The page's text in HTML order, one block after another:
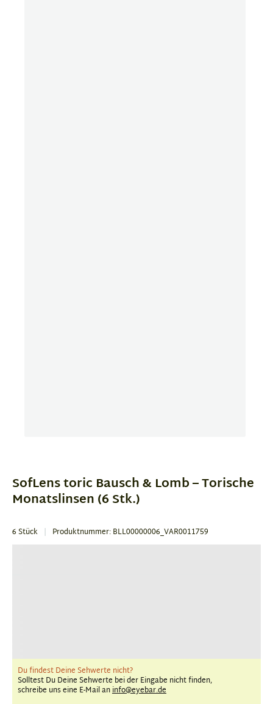
1
SofLens toric Bausch & Lomb – Torische
Monatslinsen (6 Stk.)
6 Stück Produktnummer: BLL00000006_VAR0011759
Du findest Deine Sehwerte nicht?
Solltest Du Deine Sehwerte bei der Eingabe nicht finden,
schreibe uns eine E-Mail aninfo@eyebar.de